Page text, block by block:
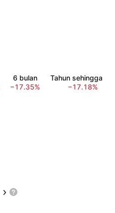
6 bulan
−17.35%
Tahun sehingga kini
−17.18%